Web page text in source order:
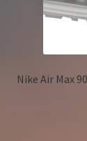
Nike Air Max